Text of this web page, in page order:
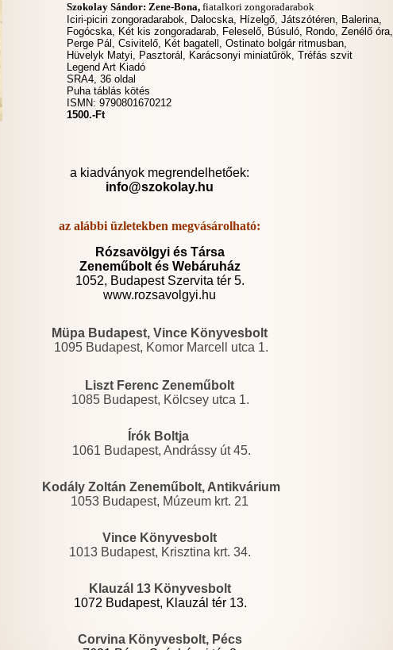
Szokolay Sándor: Zene-Bona, fiatalkori zongoradarabok
Iciri-piciri zongoradarabok, Dalocska, Hízelgő, Játszótéren, Balerina,
Fogócska, Két kis zongoradarab, Feleselő, Búsuló, Rondo, Zenélő óra,
Perge Pál, Csivitelő, Két bagatell, Ostinato bolgár ritmusban,
Hüvelyk Matyi, Pasztorál, Karácsonyi miniatűrök, Tréfás szvit
Legend Art Kiadó
SRA4, 36 oldal
Puha táblás kötés
ISMN: 9790801670212
1500.-Ft
a kiadványok megrendelhetőek:
info@szokolay.hu
az alábbi üzletekben megvásárolható:
Rózsavölgyi és Társa
Zeneműbolt és Webáruház
1052, Budapest Szervita tér 5.
www.rozsavolgyi.hu
Müpa Budapest, Vince Könyvesbolt
1095 Budapest, Komor Marcell utca 1.
Liszt Ferenc Zeneműbolt
1085 Budapest, Kölcsey utca 1.
Írók Boltja
1061 Budapest, Andrássy út 45.
Kodály Zoltán Zeneműbolt, Antikvárium
1053 Budapest, Múzeum krt. 21
Vince Könyvesbolt
1013 Budapest, Krisztina krt. 34.
Klauzál 13 Könyvesbolt
1072 Budapest, Klauzál tér 13.
Corvina Könyvesbolt, Pécs